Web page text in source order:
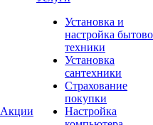
Акции
Установка и
настройка
техники
Установка
сантехники
Страхование
покупки
Настройка